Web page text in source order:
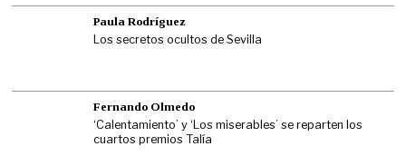
Paula Rodríguez
Los secretos ocultos de Sevilla
Fernando Olmedo
‘Calentamiento’ y ‘Los miserables’ se reparten los
cuartos premios Talía